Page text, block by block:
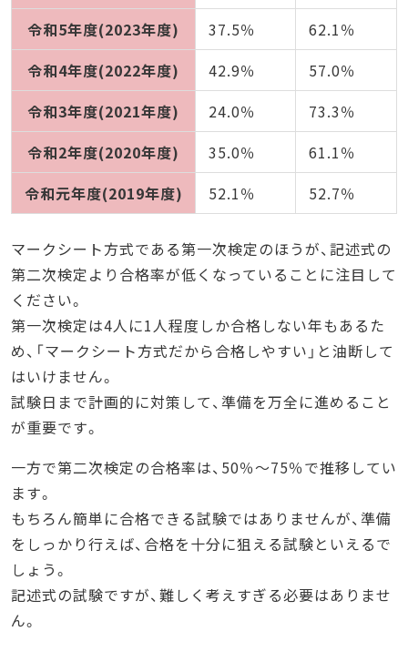
令和5年度(2023年度)
37.5％
62.1％
令和4年度(2022年度)
42.9％
57.0％
令和3年度(2021年度)
24.0％
73.3％
令和2年度(2020年度)
35.0％
61.1％
令和元年度(2019年度)
52.1％ 52.7％
マークシート方式である第一次検定のほうが、記述式の
第二次検定より合格率が低くなっていることに注目して
ください。
第一次検定は4人に1人程度しか合格しない年もあるた
め、「マークシート方式だから合格しやすい」と油断して
はいけません。
試験日まで計画的に対策して、準備を万全に進めること
が重要です。
一方で第二次検定の合格率は、50％～75％で推移してい
ます。
もちろん簡単に合格できる試験ではありませんが、準備
をしっかり行えば、合格を十分に狙える試験といえるで
しょう。
記述式の試験ですが、難しく考えすぎる必要はありませ
ん。